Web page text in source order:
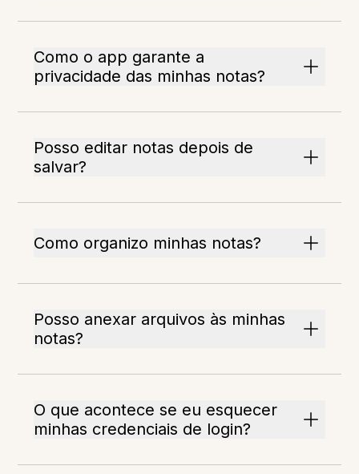
Como o app garante a
privacidade das minhas notas?
Posso editar notas depois de
salvar?
Como organizo minhas notas?
Posso anexar arquivos às minhas
notas?
O que acontece se eu esquecer
minhas credenciais de login?